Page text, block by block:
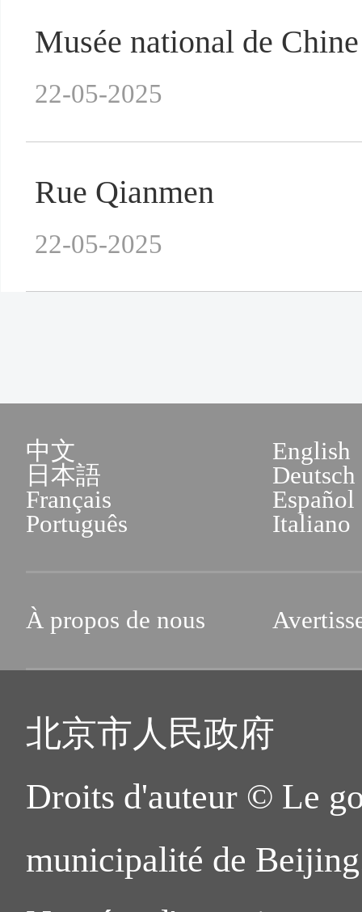
Musée national de Chine
22-05-2025
Rue Qianmen
22-05-2025
中文
English
日本語
Deutsch
Français
Español
Português
Italiano
À propos de nous
北京市人民政府
Droits d'auteur © Le
municipalité de